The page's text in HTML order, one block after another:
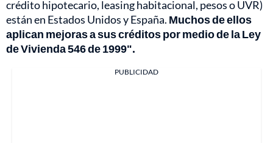
crédito hipotecario, leasing habitacional, pesos o UVR)
están en Estados Unidos y España. Muchos de ellos
aplican mejoras a sus créditos por medio de la Ley
de Vivienda 546 de 1999".
PUBLICIDAD